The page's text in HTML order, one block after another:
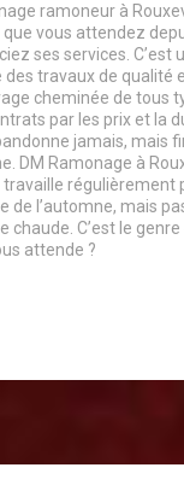
ramoneur à
que vous attendez
ses services. C’est
des travaux de qualité
cheminée de tous
par les prix et la
jamais, mais
DM Ramonage à
travaille régulièrement
de l’automne, mais
chaude. C’est le
attende ?